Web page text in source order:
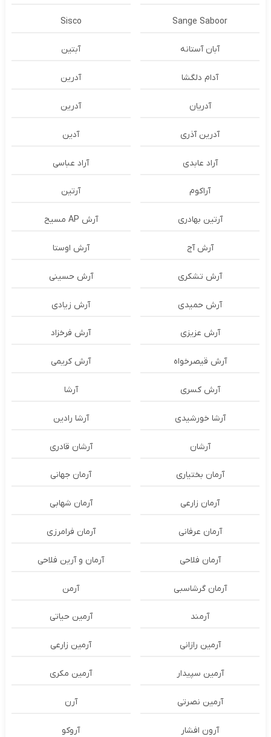
Sange Saboor
Sisco
آبان آستانه آبتین
آدام دلگشا آدرين
آدریان آدرین
آدرین آذری آدین
آراد عابدی آراد عباسی
آراکوم آرتین
آرتین بهادری آرش AP مسیح
آرش آج آرش اوستا
آرش تشکری آرش حسینی
آرش حمیدی آرش زیادی
آرش عزیزی آرش فرخزاد
آرش قیصرخواه آرش کریمی
آرش کسری آرشا
آرشا خورشیدی آرشا رادین
آرشان آرشان قادری
آرمان بختیاری آرمان جهانی
آرمان زارعی آرمان شهابی
آرمان عرفانی آرمان فرامرزی
آرمان فلاحی آرمان و آرین فلاحی
آرمان گرشاسبی آرمن
آرمند آرمین حیاتی
آرمین رازانی آرمین زارعی
آرمین سپیدار آرمین مکری
آرمین نصرتی آرن
آرون افشار آروکو